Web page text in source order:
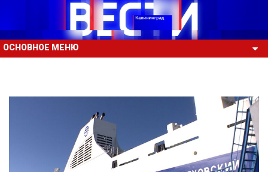
ОСНОВНОЕ МЕНЮ